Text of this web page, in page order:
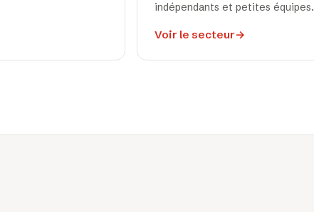
indépendants et petites équipes.
Voir le secteur→